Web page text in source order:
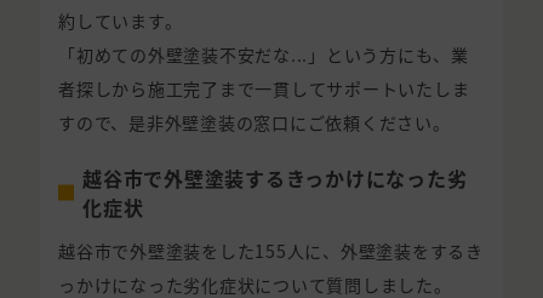
約しています。
「初めての外壁塗装不安だな...」という方にも、業
者探しから施工完了まで一貫してサポートいたしま
すので、是非外壁塗装の窓口にご依頼ください。
越谷市で外壁塗装するきっかけになった劣
化症状
越谷市で外壁塗装をした155人に、外壁塗装をするき
っかけになった劣化症状について質問しました。